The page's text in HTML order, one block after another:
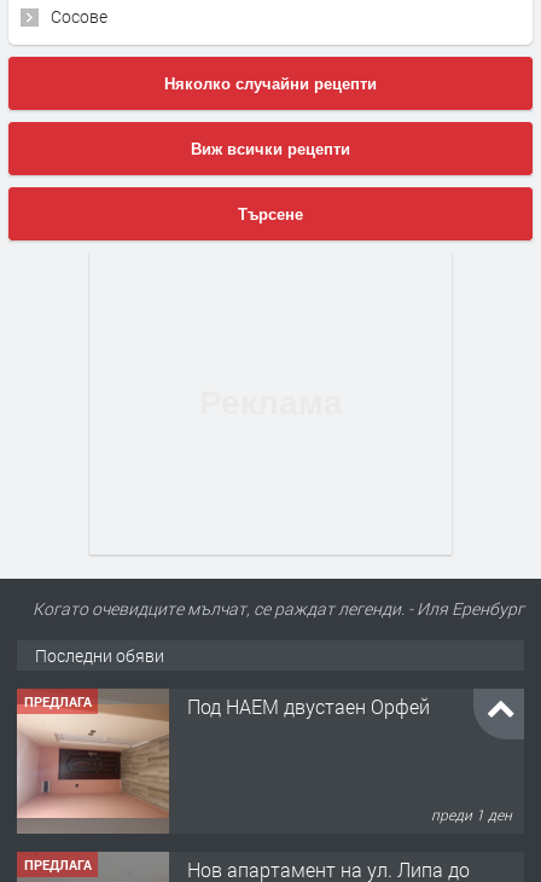
Сосове
Няколко случайни рецепти
Виж всички рецепти
Търсене
Когато очевидците мълчат, се раждат легенди. - Иля Еренбург
Последни обяви
ПРЕДЛАГА Под НАЕМ двустаен Орфей
преди 1 ден
ПРЕДЛАГА
Нов апартамент на ул. Липа до